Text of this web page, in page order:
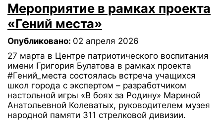
Мероприятие в рамках проекта
«Гений места»
Опубликовано: 02 апреля 2026
27 марта в Центре патриотического воспитания
имени Григория Булатова в рамках проекта
#Гений_места состоялась встреча учащихся
школ города с экспертом – разработчиком
настольной игры «В боях за Родину» Мариной
Анатольевной Колеватых, руководителем музея
народной памяти 311 стрелковой дивизии.